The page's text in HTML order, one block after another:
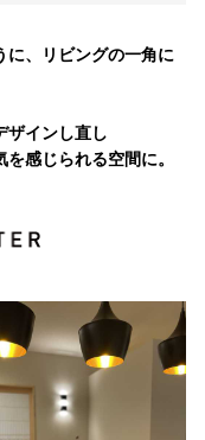
に、リビングの一角に
ザインし直し
感じられる空間に。